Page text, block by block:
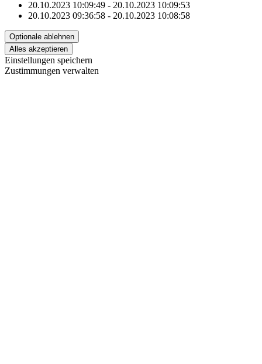
20.10.2023 10:09:49 - 20.10.2023 10:09:53
20.10.2023 09:36:58 - 20.10.2023 10:08:58
Einstellungen speichern
Zustimmungen verwalten